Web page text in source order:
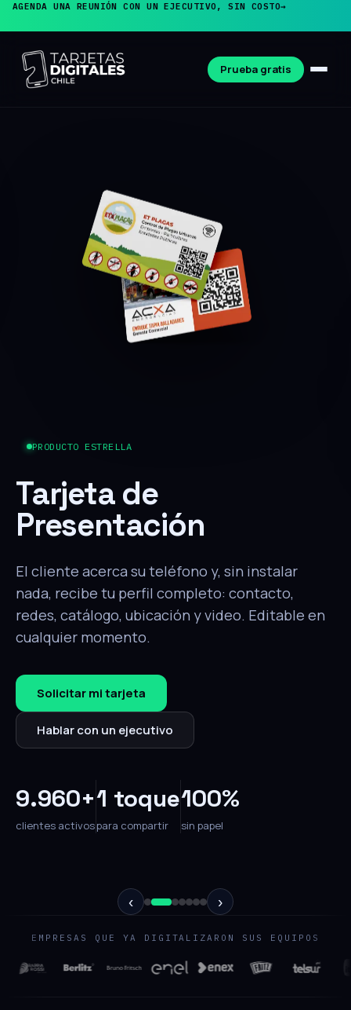
AGENDA UNA REUNIÓN CON UN EJECUTIVO, SIN COSTO→
Prueba gratis
PRODUCTO ESTRELLA
Tarjeta de
Presentación
El cliente acerca su teléfono y, sin instalar
nada, recibe tu perfil completo: contacto,
redes, catálogo, ubicación y video. Editable en
cualquier momento.
Solicitar mi tarjeta
Hablar con un ejecutivo
9.960+
clientes activos
1 toque
para compartir
100%
sin papel
‹ ›
EMPRESAS QUE YA DIGITALIZARON SUS EQUIPOS